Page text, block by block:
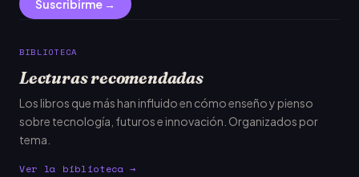
Suscribirme →
BIBLIOTECA
Lecturas recomendadas
Los libros que más han influido en cómo enseño y pienso
sobre tecnología, futuros e innovación. Organizados por
tema.
Ver la biblioteca →